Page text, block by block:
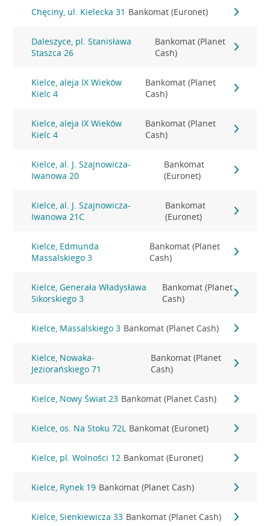
Chęciny, ul. Kielecka 31 Bankomat (Euronet)
Daleszyce, pl. Stanisława
Staszca 26
Bankomat (Planet
Cash)
Kielce, aleja IX Wieków
Kielc 4
Bankomat (Planet
Cash)
Kielce, aleja IX Wieków
Kielc 4
Bankomat (Planet
Cash)
Kielce, al. J. Szajnowicza-
Iwanowa 20
Bankomat
(Euronet)
Kielce, al. J. Szajnowicza-
Iwanowa 21C
Bankomat
(Euronet)
Kielce, Edmunda
Massalskiego 3
Bankomat (Planet
Cash)
Kielce, Generała Władysława
Sikorskiego 3
Bankomat (Planet
Cash)
Kielce, Massalskiego 3 Bankomat (Planet Cash)
Kielce, Nowaka-
Jeziorańskiego 71
Bankomat (Planet
Cash)
Kielce, Nowy Świat 23 Bankomat (Planet Cash)
Kielce, os. Na Stoku 72L Bankomat (Euronet)
Kielce, pl. Wolności 12 Bankomat (Euronet)
Kielce, Rynek 19 Bankomat (Planet Cash)
Kielce, Sienkiewicza 33 Bankomat (Planet Cash)